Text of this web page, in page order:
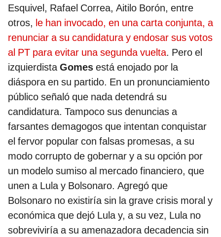
Esquivel, Rafael Correa, Aitilo Borón, entre
otros, le han invocado, en una carta conjunta, a
renunciar a su candidatura y endosar sus votos
al PT para evitar una segunda vuelta. Pero el
izquierdistaGomes está enojado por la
diáspora en su partido. En un pronunciamiento
público señaló que nada detendrá su
candidatura. Tampoco sus denuncias a
farsantes demagogos que intentan conquistar
el fervor popular con falsas promesas, a su
modo corrupto de gobernar y a su opción por
un modelo sumiso al mercado financiero, que
unen a Lula y Bolsonaro. Agregó que
Bolsonaro no existiría sin la grave crisis moral y
económica que dejó Lula y, a su vez, Lula no
sobreviviría a su amenazadora decadencia sin